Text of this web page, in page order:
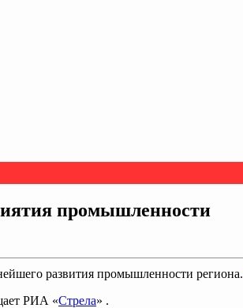
промышленности
развития промышленности региона.
РИА «Стрела» .